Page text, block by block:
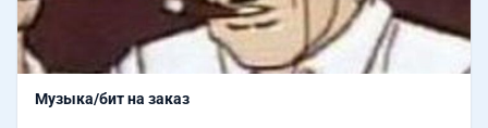
Музыка/бит на заказ